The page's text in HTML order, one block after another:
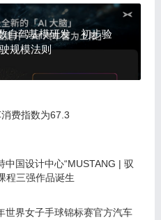
自驾基模研发，初步验
规模法则
费指数为67.3
中国设计中心“MUSTANG | 驭
程三强作品诞生
世界女子手球锦标赛官方汽车